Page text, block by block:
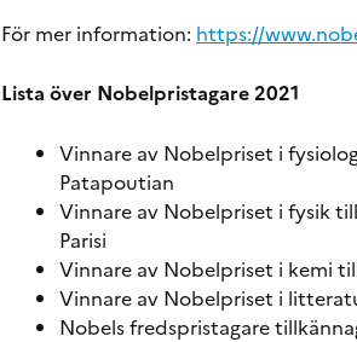
För mer information: https://
Lista över Nobelpristagare 2021
Vinnare av Nobelpriset i
Patapoutian
Vinnare av Nobelpriset i fysik
Parisi
Vinnare av Nobelpriset i kemi
Vinnare av Nobelpriset i
Nobels fredspristagare